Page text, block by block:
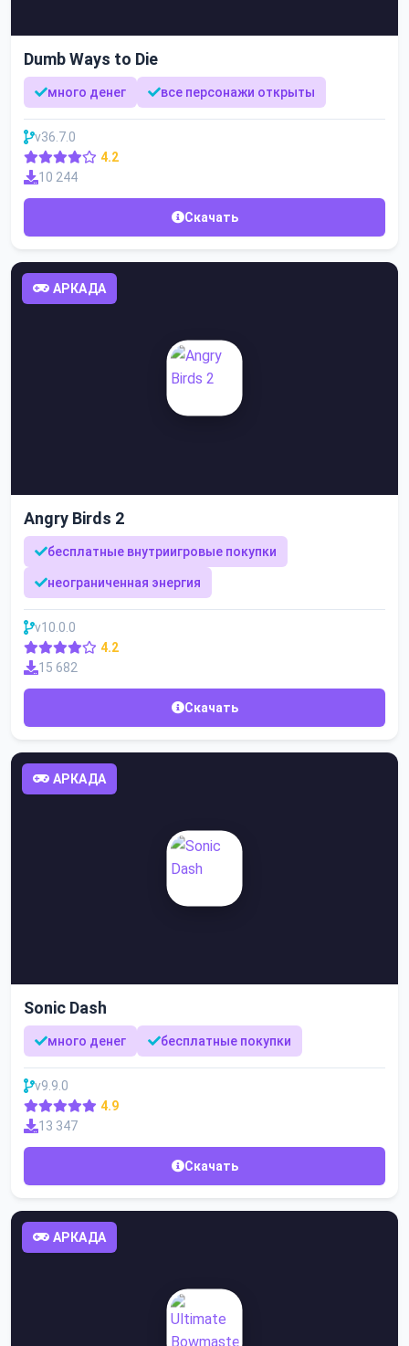
Dumb Ways to Die
много денег все персонажи открыты
v36.7.0
4.2
10 244
Скачать
АРКАДА
Angry Birds 2
бесплатные внутриигровые покупки
неограниченная энергия
v10.0.0
4.2
15 682
Скачать
АРКАДА
Sonic Dash
много денег бесплатные покупки
v9.9.0
4.9
13 347
Скачать
АРКАДА